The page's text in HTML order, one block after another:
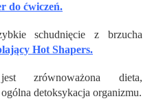
do ćwiczeń.
schudnięcie z brzucha
Hot Shapers.
zrównoważona dieta,
detoksykacja organizmu.